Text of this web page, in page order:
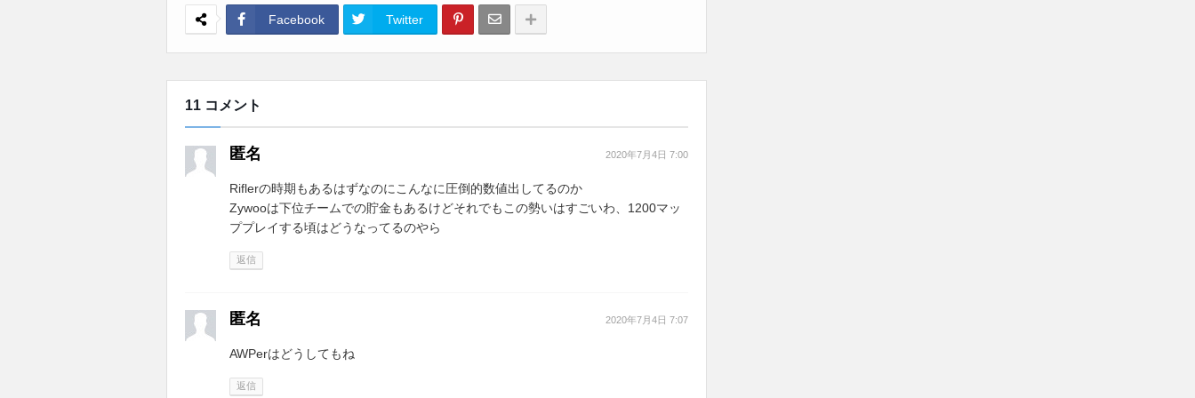
Facebook Twitter
11 コメント
匿名 2020年7月4日 7:00
Riflerの時期もあるはずなのにこんなに圧倒的数値出してるのか
Zywooは下位チームでの貯金もあるけどそれでもこの勢いはすごいわ、1200マッ
ププレイする頃はどうなってるのやら
返信
匿名 2020年7月4日 7:07
AWPerはどうしてもね
返信